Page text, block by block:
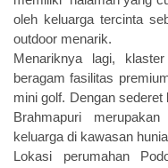
oleh keluarga tercinta
outdoor menarik.
Menariknya lagi,
beragam fasilitas
mini golf. Dengan
Brahmapuri
keluarga di kawasan
Lokasi perumahan